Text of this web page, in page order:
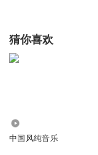
猜你喜欢
中国风纯音乐